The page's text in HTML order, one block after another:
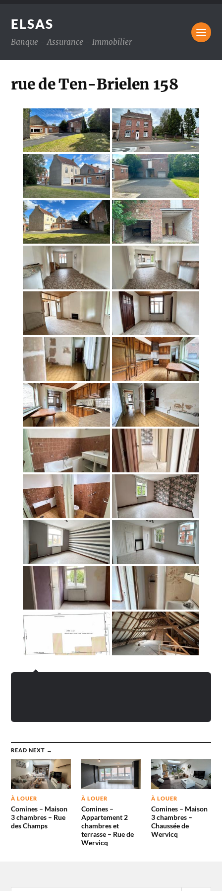
ELSAS
Banque - Assurance - Immobilier
rue de Ten-Brielen 158
READ NEXT →
À LOUER
Comines – Maison
3 chambres – Rue
des Champs
À LOUER
Comines –
Appartement 2
chambres et
terrasse – Rue de
Wervicq
À LOUER
Comines – Maison
3 chambres –
Chaussée de
Wervicq